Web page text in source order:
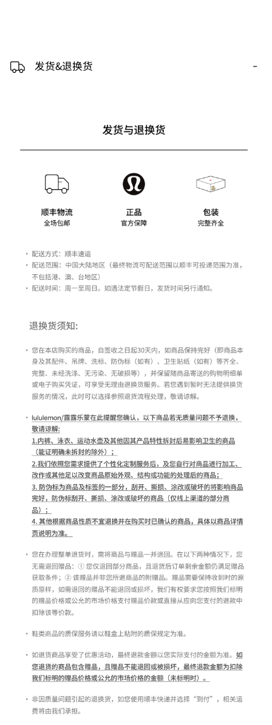
发货&退换货 -